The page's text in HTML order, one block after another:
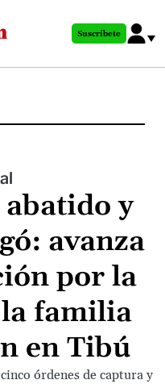
Suscríbete
y
avanza
por la
familia
en Tibú
órdenes de captura y